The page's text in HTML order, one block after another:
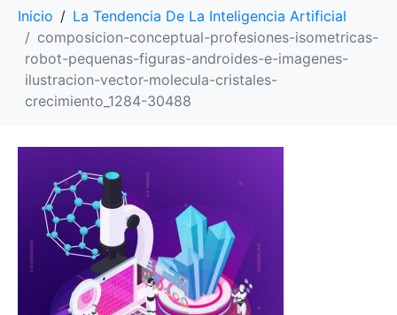
Inicio
La Tendencia De La Inteligencia Artificial
composicion-conceptual-profesiones-isometricas-
robot-pequenas-figuras-androides-e-imagenes-
ilustracion-vector-molecula-cristales-
crecimiento_1284-30488